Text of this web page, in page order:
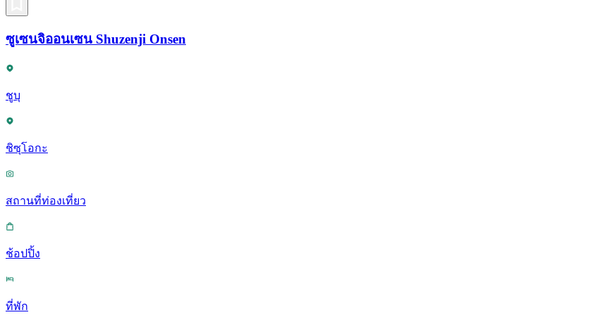
ซูเซนจิออนเซน Shuzenji Onsen
ชูบุ
ชิซุโอกะ
สถานที่ท่องเที่ยว
ช้อปปิ้ง
ที่พัก